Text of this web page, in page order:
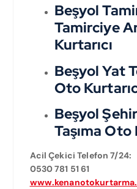
Beşyol
Tamirciye
Kurtarıcı
Beşyol Yat
Oto
Beşyol
Taşıma Oto
Acil Çekici Telefon 7/24:
0530 781 51 61